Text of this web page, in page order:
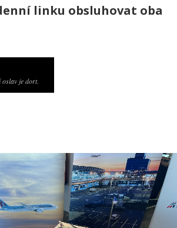
linku obsluhovat oba
oslav je dort.